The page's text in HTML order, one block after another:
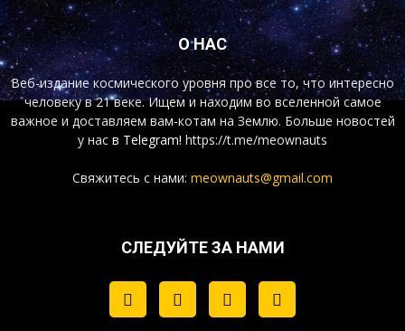
О НАС
Веб-издание космического уровня про все то, что интересно
человеку в 21 веке. Ищем и находим во вселенной самое
важное и доставляем вам-котам на Землю. Больше новостей
у нас в Telegram! https://t.me/meownauts
Свяжитесь с нами: meownauts@gmail.com
СЛЕДУЙТЕ ЗА НАМИ